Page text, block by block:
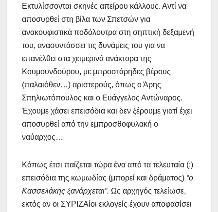
Εκτυλίσσονται σκηνές απείρου κάλλους. Αντί να
αποσυρθεί στη βίλα των Σπετσών για
ανακουφιστικά ποδόλουτρα στη σηπτική δεξαμενή
του, ανασυντάσσει τις δυνάμεις του για να
επανέλθει στα χειμερινά ανάκτορα της
Κουμουνδούρου, με μπροστάρηδες βέρους
(παλαιόθεν…) αριστερούς, όπως ο Άρης
Σπηλιωτόπουλος και ο Ευάγγελος Αντώναρος.
Έχουμε χάσει επεισόδια και δεν ξέρουμε γιατί έχει
αποσυρθεί από την εμπροσθοφυλακή ο
ναύαρχος…
Κάπως έτσι παίζεται τώρα ένα από τα τελευταία (;)
επεισόδια της κωμωδίας (μπορεί και δράματος) “ο
Κασσελάκης ξανάρχεται”. Ως αρχηγός τελείωσε,
εκτός αν οι ΣΥΡΙΖΑίοι εκλογείς έχουν αποφασίσει